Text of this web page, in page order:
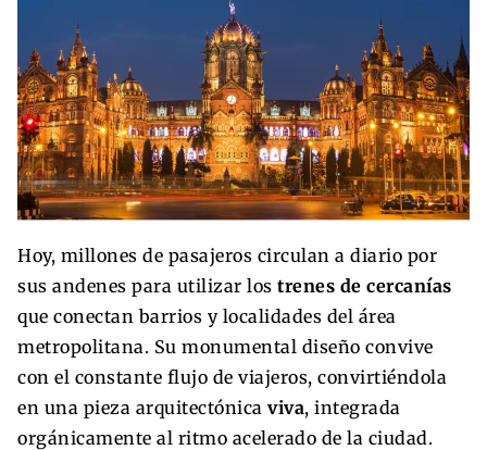
Hoy, millones de pasajeros circulan a diario por
sus andenes para utilizar los trenes de cercanías
que conectan barrios y localidades del área
metropolitana. Su monumental diseño convive
con el constante flujo de viajeros, convirtiéndola
en una pieza arquitectónica viva, integrada
orgánicamente al ritmo acelerado de la ciudad.